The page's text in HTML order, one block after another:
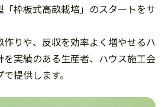
「枠板式高畝栽培」のスタートをサ
りや、反収を効率よく増やせるハ
を実績のある生産者、ハウス施工会
提供します。